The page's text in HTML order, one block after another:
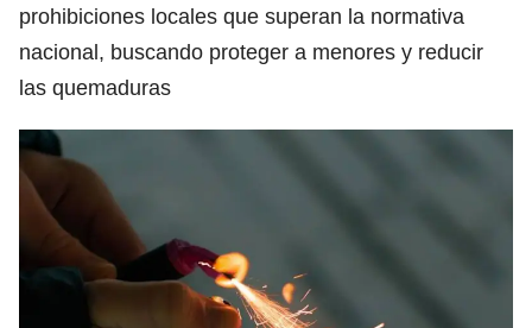
prohibiciones locales que superan la normativa
nacional, buscando proteger a menores y reducir
las quemaduras